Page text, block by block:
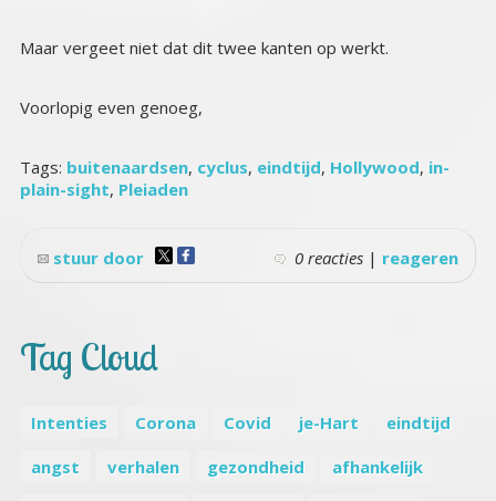
Maar vergeet niet dat dit twee kanten op werkt.
Voorlopig even genoeg,
Tags: buitenaardsen, cyclus, eindtijd, Hollywood, in-
plain-sight, Pleiaden
0 reacties | reageren
stuur door
Tag Cloud
Intenties Corona Covid je-Hart
eindtijd
angst
verhalen gezondheid
afhankelijk